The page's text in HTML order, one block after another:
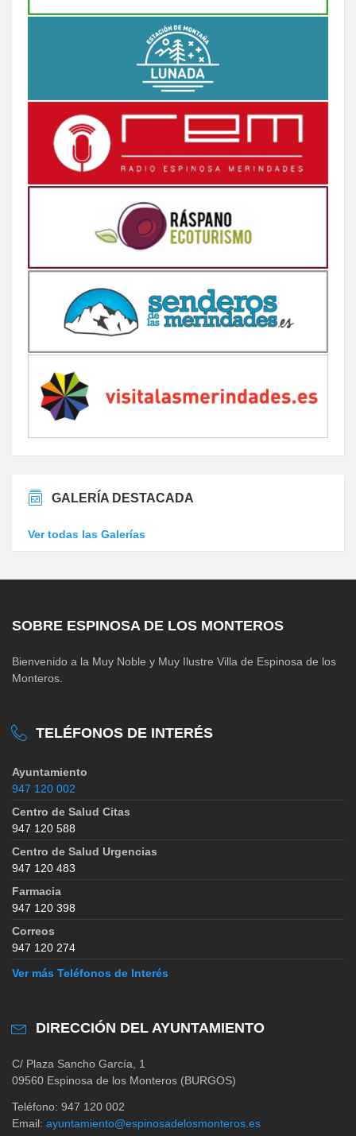
GALERÍA DESTACADA
Ver todas las Galerías
SOBRE ESPINOSA DE LOS MONTEROS
Bienvenido a la Muy Noble y Muy Ilustre Villa de Espinosa de los
Monteros.
TELÉFONOS DE INTERÉS
Ayuntamiento
947 120 002
Centro de Salud Citas
947 120 588
Centro de Salud Urgencias
947 120 483
Farmacia
947 120 398
Correos
947 120 274
Ver más Teléfonos de Interés
DIRECCIÓN DEL AYUNTAMIENTO
C/ Plaza Sancho García, 1
09560 Espinosa de los Monteros (BURGOS)
Teléfono: 947 120 002
Email: ayuntamiento@espinosadelosmonteros.es